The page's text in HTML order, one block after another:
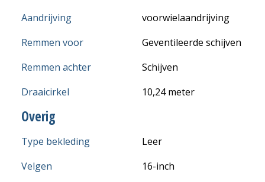
Aandrijving
voorwielaandrijving
Remmen voor
Geventileerde schijven
Remmen achter
Schijven
Draaicirkel
10,24 meter
Overig
Type bekleding
Leer
Velgen
16-inch